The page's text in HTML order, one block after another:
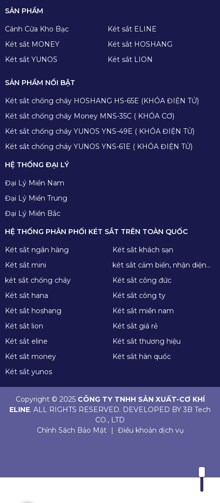
SẢN PHẨM
Cánh Cửa Kho Bạc
Két sắt ELINE
Két sắt MONEY
Két sắt HOSHANG
Két sắt YUNOS
Két sắt LION
SẢN PHẨM NỔI BẬT
Két sắt chống cháy HOSHANG HS-65E (KHÓA ĐIỆN TỬ)
Két sắt chống cháy Money MNS-35C ( KHÓA CƠ)
Két sắt chống cháy YUNOS YNS-49E ( KHÓA ĐIỆN TỬ)
Két sắt chống cháy YUNOS YNS-61E ( KHÓA ĐIỆN TỬ)
HỆ THỐNG ĐẠI LÝ
Đại Lý Miền Nam
Đại Lý Miền Trung
Đại Lý Miền Bắc
HỆ THỐNG PHÂN PHỐI KÉT SẮT TRÊN TOÀN QUỐC
Két sắt ngân hàng
Két sắt khách sạn
Két sắt mini
két sắt cảm biến, nhận diện
khuôn mặt
két sắt chống cháy
Két sắt công đức
Két sắt hana
Két sắt công ty
Két sắt hoshang
Két sắt miền nam
Két sắt lion
Két sắt giá rẻ
Két sắt eline
Két sắt thương hiệu
Két sắt money
Két sắt hàn quốc
Két sắt yunos
Copyright © 2025 CÔNG TY TNHH SẢN XUẤT-CƠ KHÍ
ELINE. ALL RIGHTS RESERVED. DEVELOPED BY 3B Tech
CO., LTD
Chính Sách Bảo Mật
| Điều khoản dịch vụ